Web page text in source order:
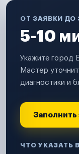
ОТ ЗАЯВКИ ДО
5-10
Укажите город
Мастер
диагностики и
Заполнить
ЧТО УКАЗАТЬ